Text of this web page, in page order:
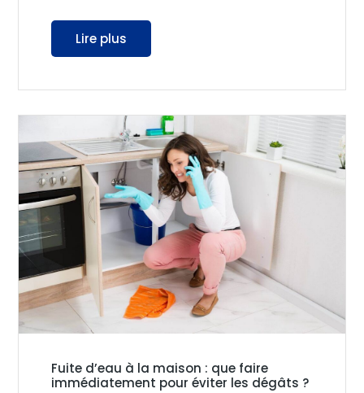
Lire plus
Fuite d’eau à la maison : que faire
immédiatement pour éviter les dégâts ?